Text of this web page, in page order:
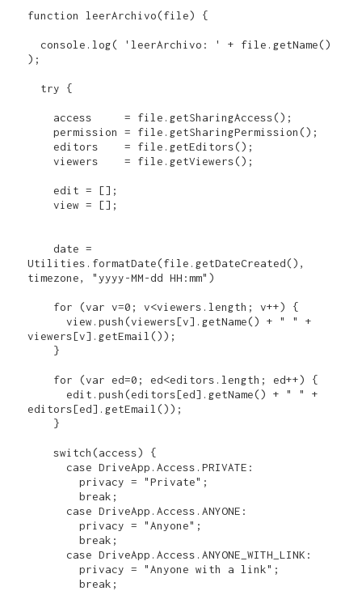
function leerArchivo(file) {
);
    permission = file.getSharingPermission();
    editors    = file.getEditors();
    viewers    = file.getViewers();
    edit = [];
    view = [];
    date =
Utilities.formatDate(file.getDateCreated(),
timezone, "yyyy-MM-dd HH:mm")
      view.push(viewers[v].getName() + " " +
viewers[v].getEmail());
      edit.push(editors[ed].getName() + " " +
editors[ed].getEmail());
    switch(access) {
        privacy = "Private";
        break;
        privacy = "Anyone";
        break;
        privacy = "Anyone with a link";
        break;